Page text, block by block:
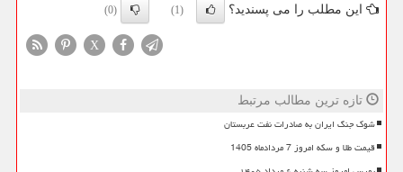
این مطلب را می پسندید؟ (1)
(0)
X
تازه ترین مطالب مرتبط
شوک جنگ ایران به صادرات نفت عربستان
قیمت طلا و سکه امروز 7 مردادماه 1405